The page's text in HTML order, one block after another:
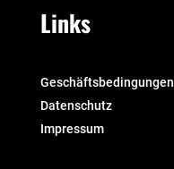
Links
Geschäftsbedingungen
Datenschutz
Impressum